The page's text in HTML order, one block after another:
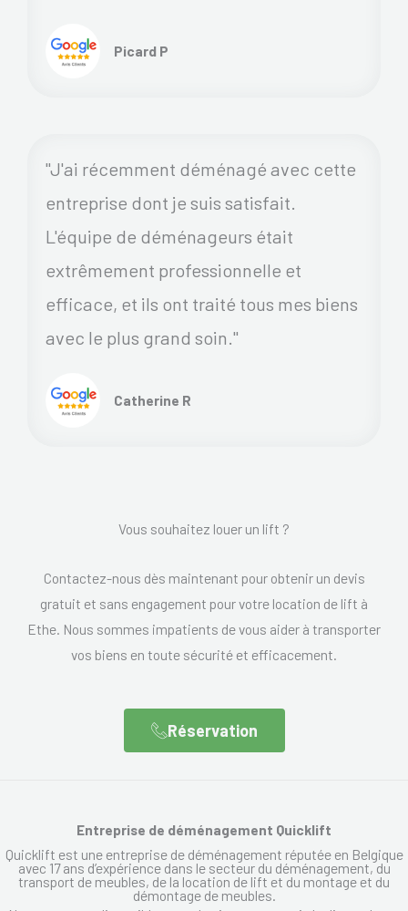
Picard P
"J'ai récemment déménagé avec cette
entreprise dont je suis satisfait.
L'équipe de déménageurs était
extrêmement professionnelle et
efficace, et ils ont traité tous mes biens
avec le plus grand soin."
Catherine R
Vous souhaitez louer un lift ?
Contactez-nous dès maintenant pour obtenir un devis
gratuit et sans engagement pour votre location de lift à
Ethe. Nous sommes impatients de vous aider à transporter
vos biens en toute sécurité et efficacement.
Réservation
Entreprise de déménagement Quicklift
Quicklift est une entreprise de déménagement réputée en Belgique
avec 17 ans d’expérience dans le secteur du déménagement, du
transport de meubles, de la location de lift et du montage et du
démontage de meubles.